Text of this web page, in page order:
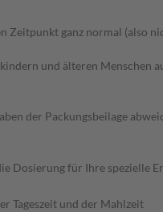
Zeitpunkt ganz normal (also
und älteren
der Packungsbeilage
Dosierung für Ihre spezielle
Tageszeit und der Mahlzeit